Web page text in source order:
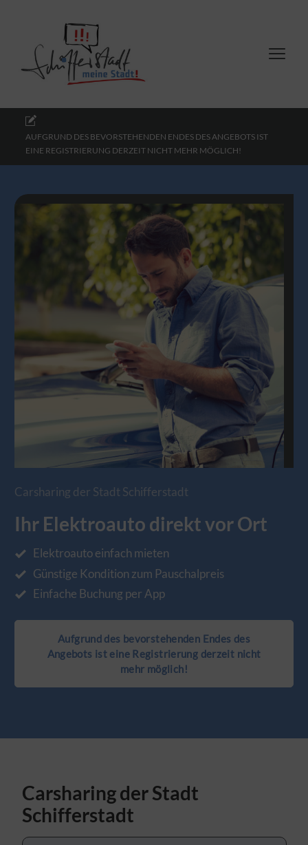
AUFGRUND DES BEVORSTEHENDEN ENDES DES ANGEBOTS IST
EINE REGISTRIERUNG DERZEIT NICHT MEHR MÖGLICH!
Carsharing der Stadt Schifferstadt
Ihr Elektroauto direkt vor Ort
Elektroauto einfach mieten
Günstige Kondition zum Pauschalpreis
Einfache Buchung per App
Aufgrund des bevorstehenden Endes des
Angebots ist eine Registrierung derzeit nicht
mehr möglich!
Carsharing der Stadt
Schifferstadt